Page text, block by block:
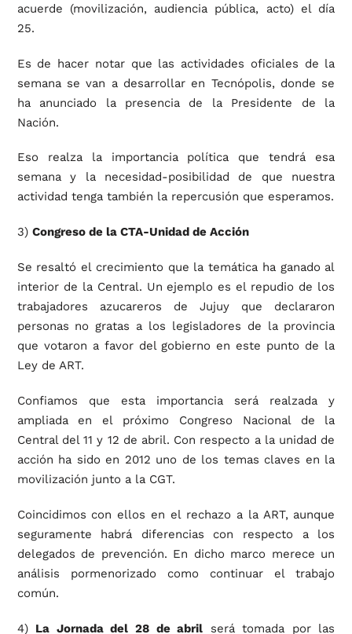
acuerde (movilización, audiencia pública, acto) el día
25.
Es de hacer notar que las actividades oficiales de la
semana se van a desarrollar en Tecnópolis, donde se
ha anunciado la presencia de la Presidente de la
Nación.
Eso realza la importancia política que tendrá esa
semana y la necesidad-posibilidad de que nuestra
actividad tenga también la repercusión que esperamos.
3) Congreso de la CTA-Unidad de Acción
Se resaltó el crecimiento que la temática ha ganado al
interior de la Central. Un ejemplo es el repudio de los
trabajadores azucareros de Jujuy que declararon
personas no gratas a los legisladores de la provincia
que votaron a favor del gobierno en este punto de la
Ley de ART.
Confiamos que esta importancia será realzada y
ampliada en el próximo Congreso Nacional de la
Central del 11 y 12 de abril. Con respecto a la unidad de
acción ha sido en 2012 uno de los temas claves en la
movilización junto a la CGT.
Coincidimos con ellos en el rechazo a la ART, aunque
seguramente habrá diferencias con respecto a los
delegados de prevención. En dicho marco merece un
análisis pormenorizado como continuar el trabajo
común.
4) La Jornada del 28 de abril será tomada por las